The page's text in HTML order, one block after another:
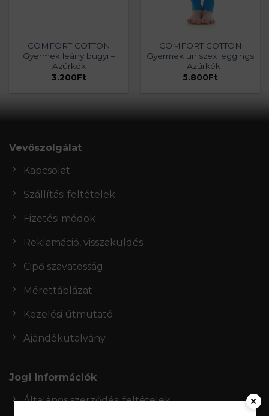
COMFORT COTTON
Gyermek leány bugyi –
Azúrkék
3.200Ft
COMFORT COTTON
Gyermek uniszex leggings
– Azúrkék
5.800Ft
Vevőszolgálat
Kapcsolat
Szállítási feltételek
Fizetési módok
Reklamáció, visszaküldés
Cipő szavatosság
Mérettáblázat
Kezelési útmutató
Ajándékutalvány
Jogi információk
Általános szerződési feltételek